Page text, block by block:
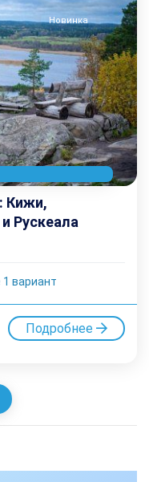
Новинка
Кижи,
Рускеала
вариант
Подробнее